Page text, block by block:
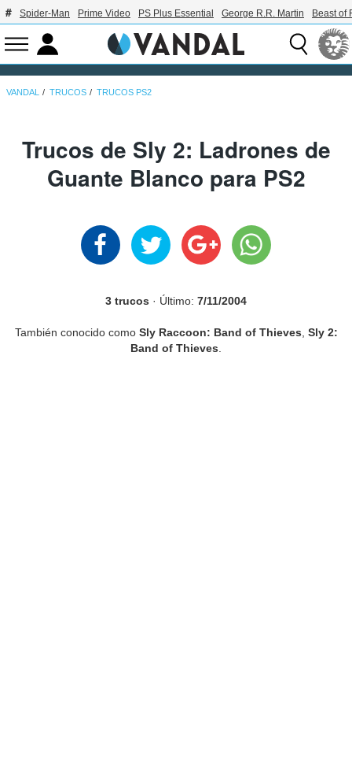
Spider-Man Prime Video PS Plus Essential George R.R. Martin Beast of
VANDAL TRUCOS TRUCOS PS2
Trucos de Sly 2: Ladrones de
Guante Blanco para PS2
3 trucos · Último: 7/11/2004
También conocido como Sly Raccoon: Band of Thieves Sly 2:
Band of Thieves